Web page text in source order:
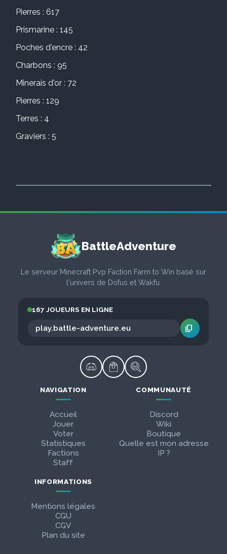
Pierres : 617
Prismarine : 145
Poches d'encre : 42
Charbons : 95
Minerais d'or : 72
Pierres : 129
Terres : 4
Graviers : 5
BattleAdventure
Le serveur Minecraft Pvp Faction Farm to Win basé sur
l'univers de Dofus et Wakfu.
167 JOUEURS EN LIGNE
content_copy
NAVIGATION
Accueil
Jouer
Voter
Statistiques
Factions
Staff
COMMUNAUTÉ
Discord
Wiki
Boutique
Quelle est mon adresse
IP ?
INFORMATIONS
Mentions légales
CGU
CGV
Plan du site